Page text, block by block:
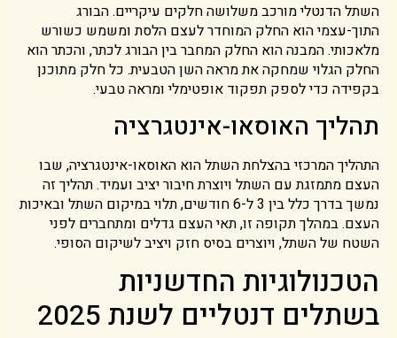
השתל הדנטלי מורכב משלושה חלקים עיקריים. הבורג
התוך-עצמי הוא החלק המוחדר לעצם הלסת ומשמש כשורש
מלאכותי. המבנה הוא החלק המחבר בין הבורג לכתר, והכתר הוא
החלק הגלוי שמחקה את מראה השן הטבעית. כל חלק מתוכנן
בקפידה כדי לספק תפקוד אופטימלי ומראה טבעי.
תהליך האוסאו-אינטגרציה
התהליך המרכזי בהצלחת השתל הוא האוסאו-אינטגרציה, שבו
העצם מתמזגת עם השתל ויוצרת חיבור יציב ועמיד. תהליך זה
נמשך בדרך כלל בין 3 ל-6 חודשים, תלוי במיקום השתל ובאיכות
העצם. במהלך תקופה זו, תאי העצם גדלים ומתחברים לפני
השטח של השתל, ויוצרים בסיס חזק ויציב לשיקום הסופי.
הטכנולוגיות החדשניות
בשתלים דנטליים לשנת 2025